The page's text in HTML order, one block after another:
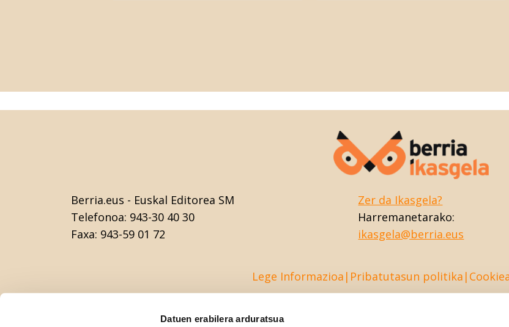
Datuen erabilera arduratsua
Berria.eus - Euskal Editorea SM
Telefonoa: 943-30 40 30
Faxa: 943-59 01 72
Zer da Ikasgela?
Harremanetarako:
ikasgela@berria.eus
Lege Informazioa Pribatutasun politika